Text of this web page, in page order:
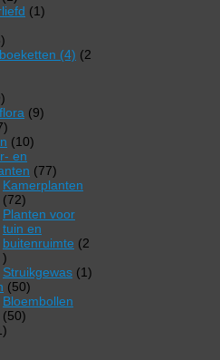
product
11
3
producten (4)
2
9
producten
99
137
producten
1010
en
7777
producten
Kamerplanten
7272
producten
Planten voor
tuin en
buitenruimte
2
2
producten
Struikgewas 11
5050
producten
Bloembollen
5050
11